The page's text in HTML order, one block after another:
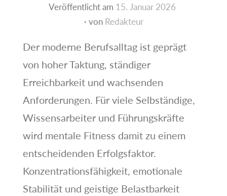
Veröffentlicht am 15. Januar 2026
von Redakteur
Der moderne Berufsalltag ist geprägt
von hoher Taktung, ständiger
Erreichbarkeit und wachsenden
Anforderungen. Für viele Selbständige,
Wissensarbeiter und Führungskräfte
wird mentale Fitness damit zu einem
entscheidenden Erfolgsfaktor.
Konzentrationsfähigkeit, emotionale
Stabilität und geistige Belastbarkeit